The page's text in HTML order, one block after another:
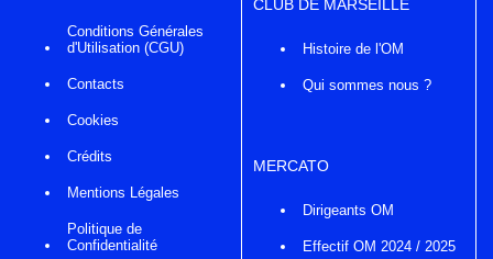
Conditions Générales
d'Utilisation (CGU)
Contacts
Cookies
Crédits
Mentions Légales
Politique de
Confidentialité
CLUB DE MARSEILLE
Histoire de l'OM
Qui sommes nous ?
MERCATO
Dirigeants OM
Effectif OM 2024 / 2025